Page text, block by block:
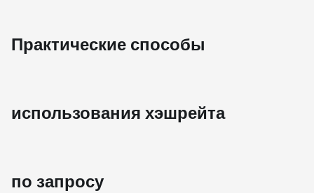
Практические способы
использования хэшрейта
по запросу